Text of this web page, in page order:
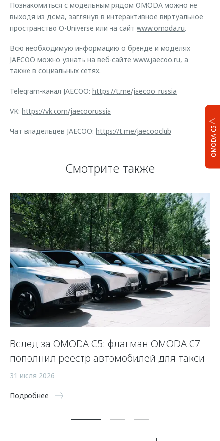
OMODA C5
Познакомиться с модельным рядом OMODA можно не
выходя из дома, заглянув в интерактивное виртуальное
пространство O-Universe или на сайт www.omoda.ru.
Всю необходимую информацию о бренде и моделях
JAECOO можно узнать на веб-сайте www.jaecoo.ru, а
также в социальных сетях.
Telegram-канал JAECOO: https://t.me/jaecoo_russia
VK: https://vk.com/jaecoorussia
Чат владельцев JAECOO: https://t.me/jaecooclub
Смотрите также
Вслед за OMODA C5: флагман OMODA C7
пополнил реестр автомобилей для такси
31 июля 2026
Подробнее